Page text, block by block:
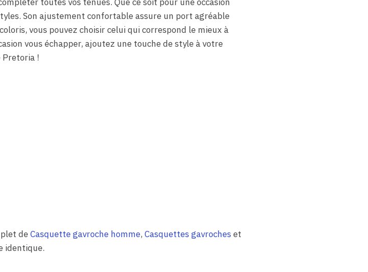
Son ajustement confortable assure un port agréable
vous pouvez choisir celui qui correspond le mieux à
vous échapper, ajoutez une touche de style à votre
Pretoria !
deCasquette gavroche homme, Casquettes gavroches et
identique.